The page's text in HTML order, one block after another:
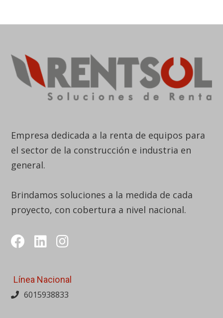
Empresa dedicada a la renta de equipos para
el sector de la construcción e industria en
general.
Brindamos soluciones a la medida de cada
proyecto, con cobertura a nivel nacional.
Línea Nacional
6015938833